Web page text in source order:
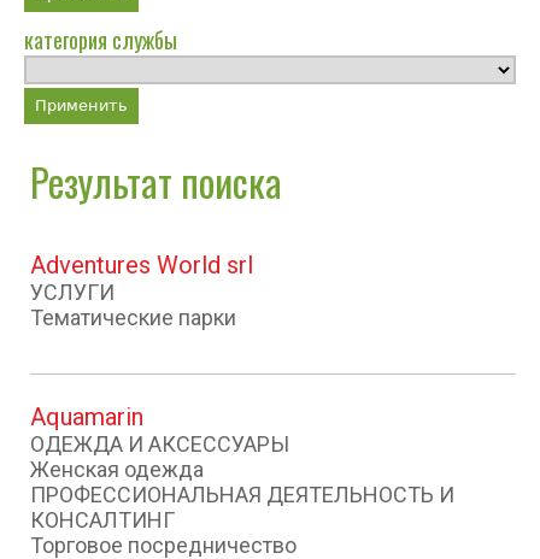
категория службы
Результат поиска
Adventures World srl
УСЛУГИ
Тематические парки
Aquamarin
ОДЕЖДА И АКСЕССУАРЫ
Женская одежда
ПРОФЕССИОНАЛЬНАЯ ДЕЯТЕЛЬНОСТЬ И
КОНСАЛТИНГ
Торговое посредничество